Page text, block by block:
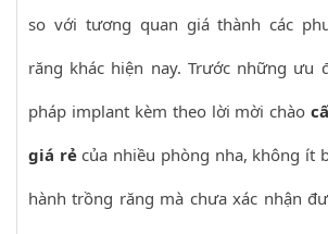
so với tương quan giá thành các
răng khác hiện nay. Trước những ưu
pháp implant kèm theo lời mời chào
giá rẻcủa nhiều phòng nha, không ít
hành trồng răng mà chưa xác nhận